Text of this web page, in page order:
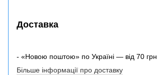
Доставка
- «Новою поштою» по Україні — від 70 грн.
Більше інформації про доставку